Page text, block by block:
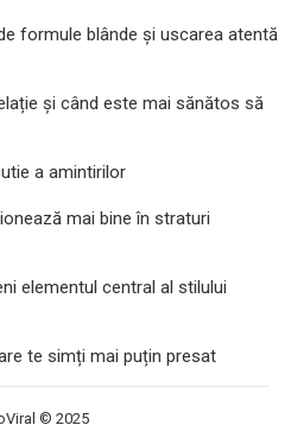
formule blânde și uscarea atentă
și când este mai sănătos să
a amintirilor
mai bine în straturi
elementul central al stilului
te simți mai puțin presat
© 2025